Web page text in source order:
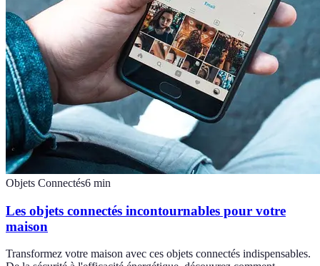
Objets Connectés6 min
Les objets connectés incontournables pour votre
maison
Transformez votre maison avec ces objets connectés indispensables.